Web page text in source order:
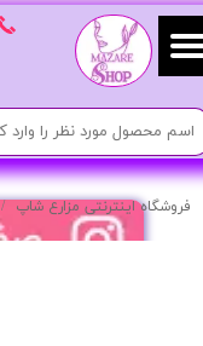
حساب کاربری من
تغییر گذر واژه
سفارشات
خروج از حساب کاربری
فروشگاه اینترنتی مزارع شاپ